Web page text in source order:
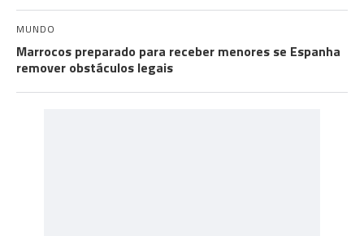
MUNDO
Marrocos preparado para receber menores se Espanha
remover obstáculos legais